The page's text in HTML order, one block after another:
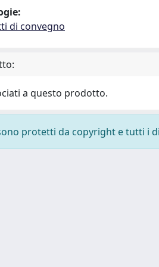
di convegno
a questo prodotto.
protetti da copyright e tutti i